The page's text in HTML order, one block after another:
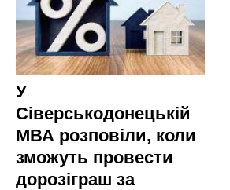
У
Сіверськодонецькій
МВА розповіли, коли
зможуть провести
дорозіграш за